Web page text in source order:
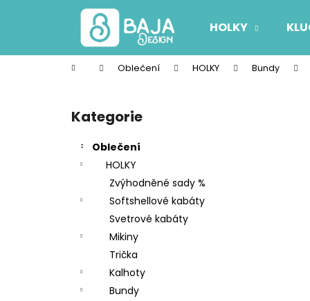
HOLKY
Domů Oblečení HOLKY Bundy
Přeskočit
kategorie
Kategorie
Oblečení
HOLKY
Zvýhodněné sady %
Softshellové kabáty
Svetrové kabáty
Mikiny
Trička
Kalhoty
Bundy
í
do
do